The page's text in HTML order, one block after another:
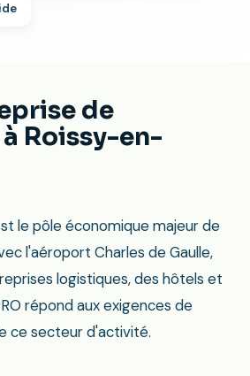
de
Roissy-en-
le pôle économique majeur de
l'aéroport Charles de Gaulle,
logistiques, des hôtels et
répond aux exigences de
ce secteur d'activité.